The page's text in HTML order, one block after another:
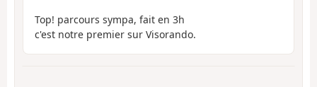
Top! parcours sympa, fait en 3h
c'est notre premier sur Visorando.